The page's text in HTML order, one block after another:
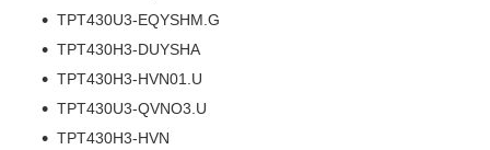
TPT430U3-EQYSHM.G
TPT430H3-DUYSHA
TPT430H3-HVN01.U
TPT430U3-QVNO3.U
TPT430H3-HVN